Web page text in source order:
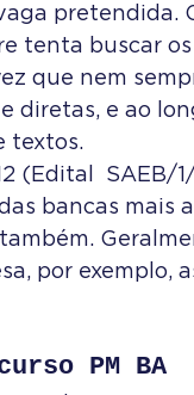
pretendida.
tenta buscar
que nem
diretas, e ao
textos.
(Edital
bancas mais
por exemplo,
PM BA